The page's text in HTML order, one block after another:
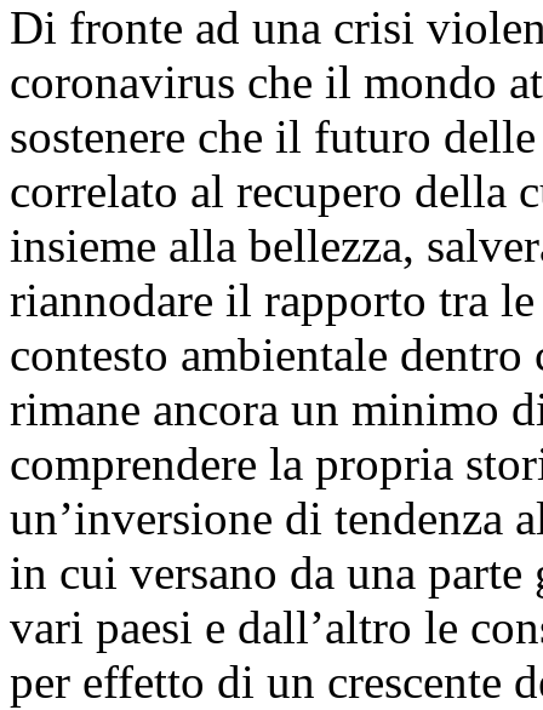
Di fronte ad una crisi
coronavirus che il mondo
sostenere che il futuro
correlato al recupero della
insieme alla bellezza,
riannodare il rapporto tra
contesto ambientale
rimane ancora un minimo
comprendere la propria
un’inversione di tendenza
in cui versano da una
vari paesi e dall’altro le
per effetto di un crescente